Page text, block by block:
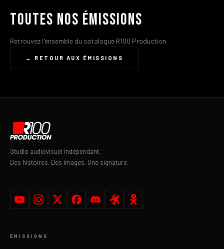
Toutes nos émissions
Retrouvez l'ensemble du catalogue R100 Production.
← RETOUR AUX ÉMISSIONS
Studio audiovisuel indépendant.
Des histoires. Des images. Une signature.
ÉMISSIONS